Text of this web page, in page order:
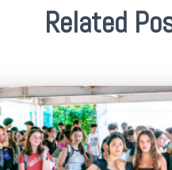
Related